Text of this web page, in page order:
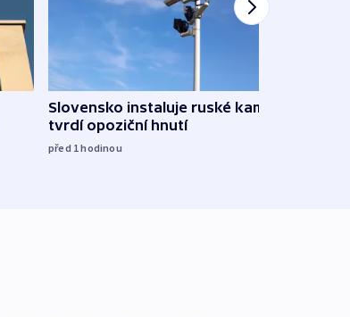
Slovensko instaluje ruské kamery,
tvrdí opoziční hnutí
před 1hodinou